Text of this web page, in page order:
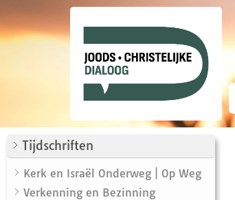
Tijdschriften
Kerk en Israël Onderweg | Op Weg
Verkenning en Bezinning